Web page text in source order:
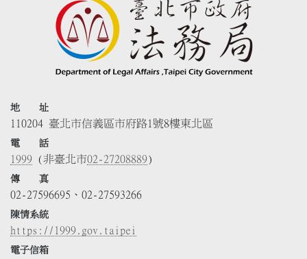
地 址
110204 臺北市信義區市府路1號8樓東北區
電 話
1999 (非臺北市02-27208889)
傳 真
02-27596695、02-27593266
陳情系統
https://1999.gov.taipei
電子信箱